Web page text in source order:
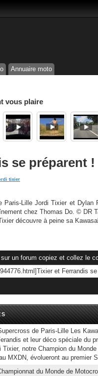
Annuaire moto
vous plaire
se préparent !
tixier
Paris-Lille Jordi Tixier et Dylan
chez Thomas Do. © DR
découvre à peine sa
un forum copiez et collez le
de Paris-Lille Les
et leur déco spéciale du
notre Champion du
MXDN, évolueront au premier
du Monde de